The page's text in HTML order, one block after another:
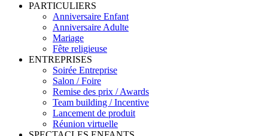
PARTICULIERS
Anniversaire Enfant
Anniversaire Adulte
Mariage
Fête religieuse
ENTREPRISES
Soirée Entreprise
Salon / Foire
Remise des prix / Awards
Team building / Incentive
Lancement de produit
Réunion virtuelle